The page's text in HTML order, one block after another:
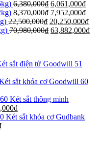
6,380,000₫ 6,061,000₫
8,370,000₫ 7,952,000₫
22,500,000₫ 20,250,000₫
70,980,000₫ 63,882,000₫
sắt điện tử Goodwill 51
sắt khóa cơ Goodwill 60
Két sắt thông minh
₫
Két sắt khóa cơ Gudbank